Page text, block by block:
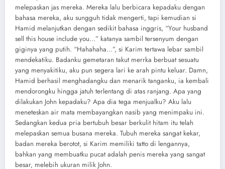
melepaskan jas mereka. Mereka lalu berbicara kepadaku dengan
bahasa mereka, aku sungguh tidak mengerti, tapi kemudian si
Hamid melanjutkan dengan sedikit bahasa inggris, “Your husband
sell this house include you…” katanya sambil tersenyum dengan
giginya yang putih. “Hahahaha…”, si Karim tertawa lebar sambil
mendekatiku. Badanku gemetaran takut merrka berbuat sesuatu
yang menyakitiku, aku pun segera lari ke arah pintu keluar. Damn,
Hamid berhasil menghadangku dan menarik tanganku, ia kembali
mendorongku hingga jatuh terlentang di atas ranjang. Apa yang
dilakukan John kepadaku? Apa dia tega menjualku? Aku lalu
meneteskan air mata membayangkan nasib yang menimpaku ini.
Sedangkan kedua pria bertubuh besar berkulit hitam itu telah
melepaskan semua busana mereka. Tubuh mereka sangat kekar,
badan mereka berotot, si Karim memiliki tatto di lengannya,
bahkan yang membuatku pucat adalah penis mereka yang sangat
besar, melebih ukuran milik John.